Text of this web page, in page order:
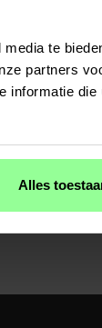
te
partners
informatie die
Alles
of
briefgeld of
wordt gesloten
beschermt zowel